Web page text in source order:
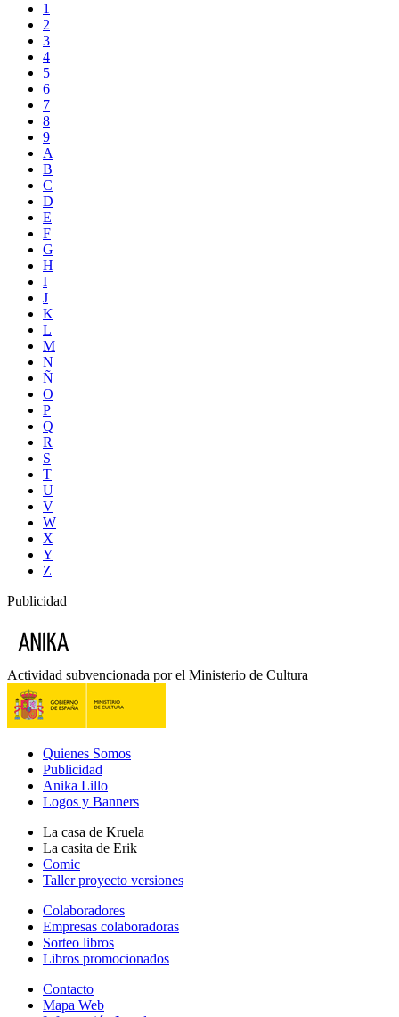
1
2
3
4
5
6
7
8
9
A
B
C
D
E
F
G
H
I
J
K
L
M
N
Ñ
O
P
Q
R
S
T
U
V
W
X
Y
Z
Publicidad
Actividad subvencionada por el Ministerio de Cultura
Quienes Somos
Publicidad
Anika Lillo
Logos y Banners
La casa de Kruela
La casita de Erik
Comic
Taller proyecto versiones
Colaboradores
Empresas colaboradoras
Sorteo libros
Libros promocionados
Contacto
Mapa Web